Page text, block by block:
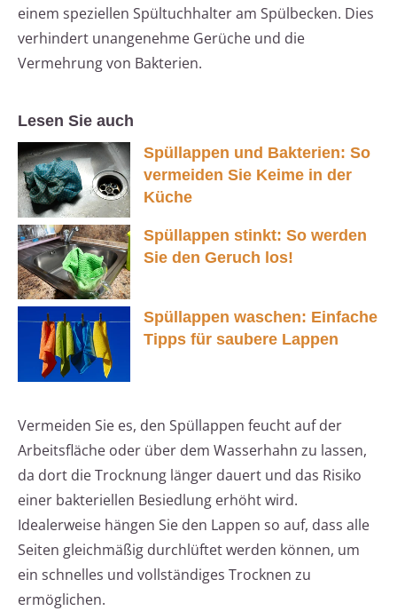
einem speziellen Spültuchhalter am Spülbecken. Dies
verhindert unangenehme Gerüche und die
Vermehrung von Bakterien.
Lesen Sie auch
Spüllappen und Bakterien: So
vermeiden Sie Keime in der
Küche
Spüllappen stinkt: So werden
Sie den Geruch los!
Spüllappen waschen: Einfache
Tipps für saubere Lappen
Vermeiden Sie es, den Spüllappen feucht auf der
Arbeitsfläche oder über dem Wasserhahn zu lassen,
da dort die Trocknung länger dauert und das Risiko
einer bakteriellen Besiedlung erhöht wird.
Idealerweise hängen Sie den Lappen so auf, dass alle
Seiten gleichmäßig durchlüftet werden können, um
ein schnelles und vollständiges Trocknen zu
ermöglichen.